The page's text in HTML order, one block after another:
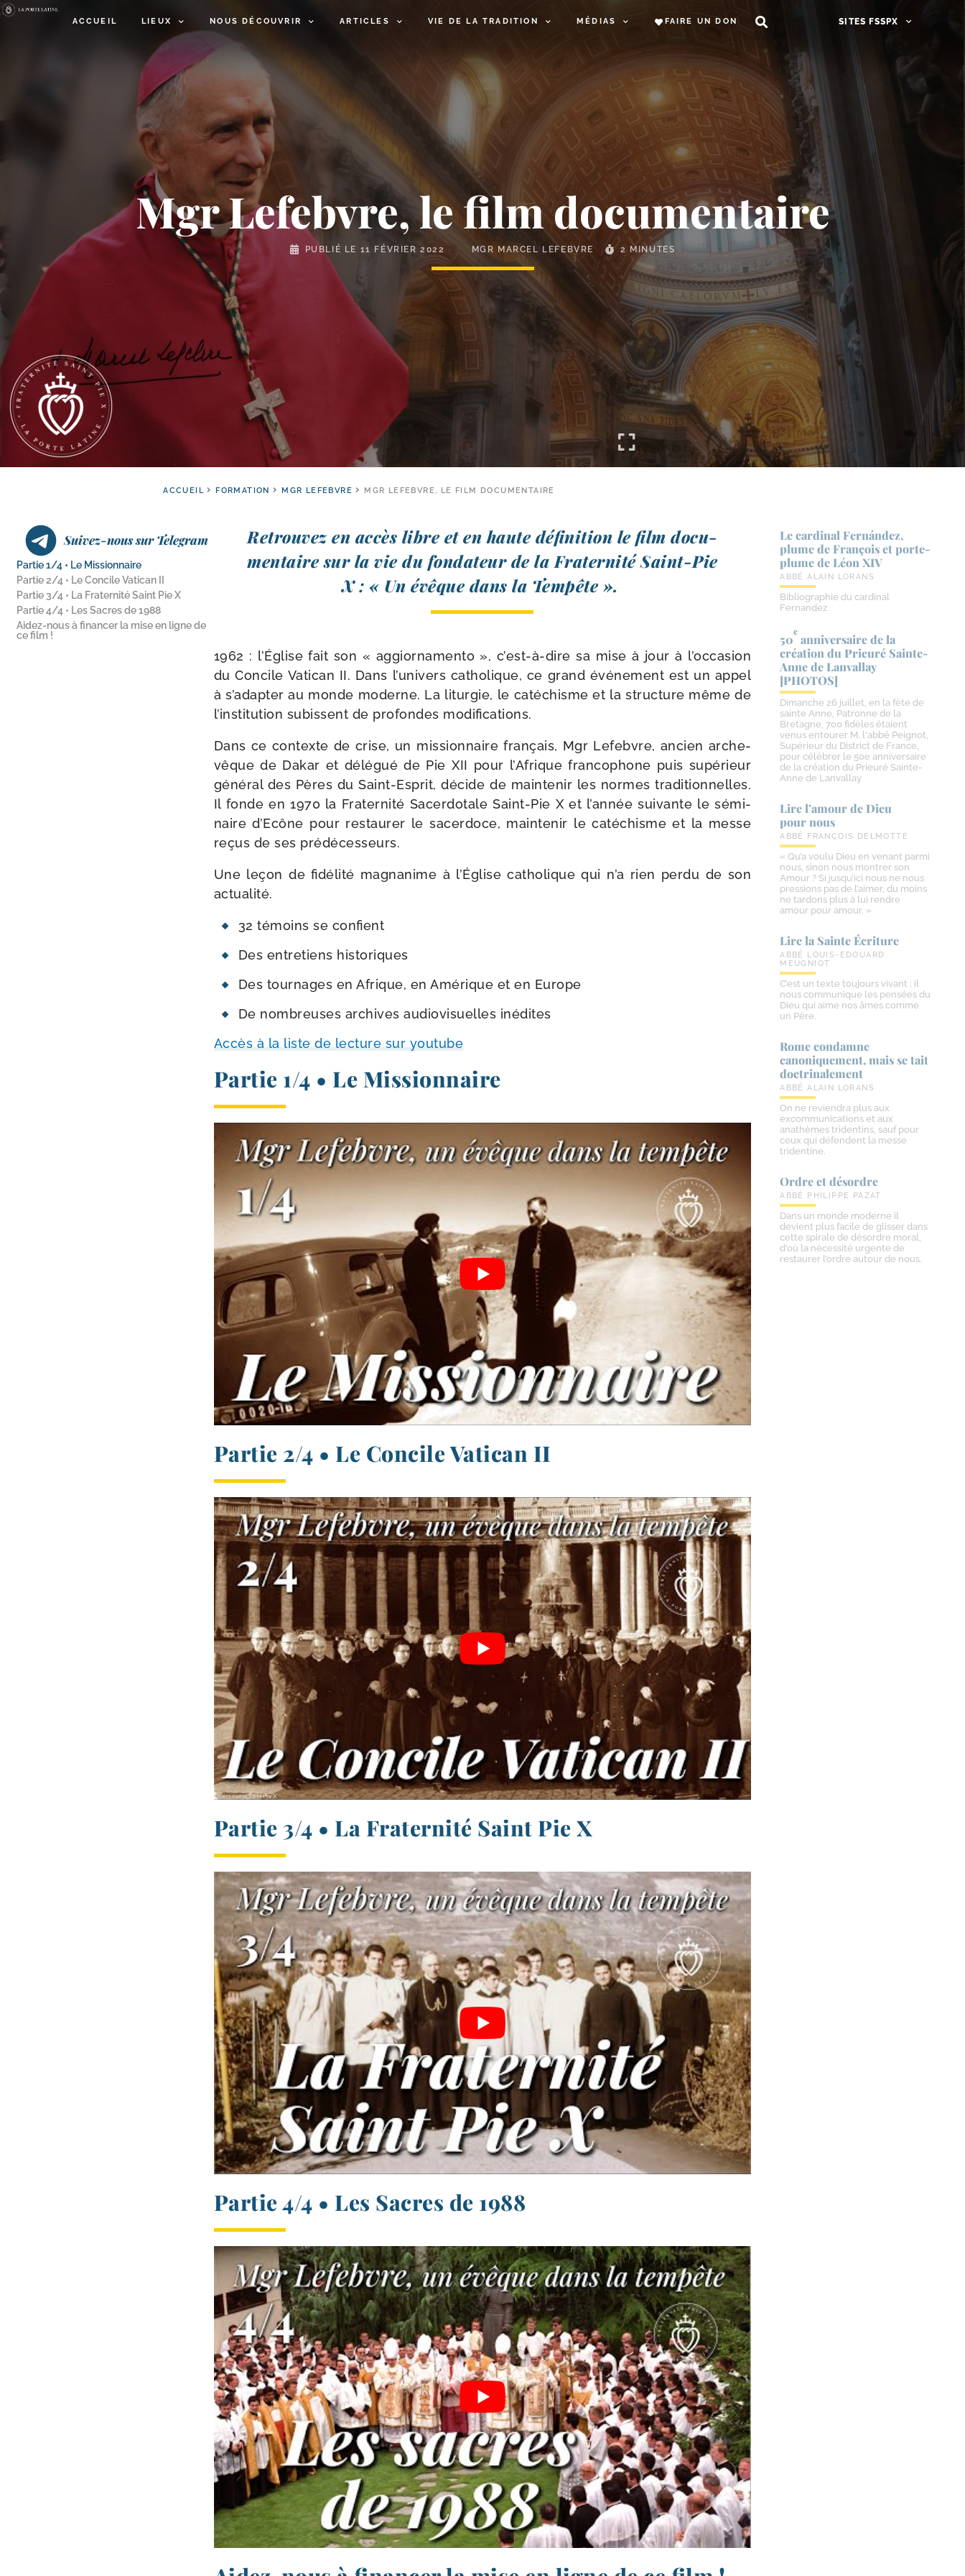
ACCUEIL LIEUX NOUS DÉCOUVRIR ARTICLES VIE DE LA TRADITION MÉDIAS FAIRE UN DON SITES FSSPX
Mgr Lefebvre, le film documentaire
PUBLIÉ LE 11 FÉVRIER 2022 MGR MARCEL LEFEBVRE 2 MINUTES
ACCUEIL FORMATION MGR LEFEBVRE MGR LEFEBVRE, LE FILM DOCUMENTAIRE
Suivez-nous sur Telegram
Partie 1/​4 • Le Missionnaire
Partie 2/​4 • Le Concile Vatican II
Partie 3/​4 • La Fraternité Saint Pie X
Partie 4/​4 • Les Sacres de 1988
Aidez-​nous à financer la mise en ligne de
ce film !
Retrouvez en accès libre et en haute défi­ni­tion le film docu­
men­taire sur la vie du fon­da­teur de la Fraternité Saint-​Pie
X : « Un évêque dans la Tempête ».
1962 : l’Église fait son « aggior­na­men­to », c’est-​à-​dire sa mise à jour à l’oc­ca­sion
du Concile Vatican II. Dans l’u­ni­vers catho­lique, ce grand évé­ne­ment est un appel
à s’a­dap­ter au monde moderne. La litur­gie, le caté­chisme et la struc­ture même de
l’ins­ti­tu­tion subissent de pro­fondes modifications.
Dans ce contexte de crise, un mis­sion­naire fran­çais, Mgr Lefebvre, ancien arche­
vêque de Dakar et délé­gué de Pie XII pour l’Afrique fran­co­phone puis supé­rieur
géné­ral des Pères du Saint-​Esprit, décide de main­te­nir les normes tra­di­tion­nelles.
Il fonde en 1970 la Fraternité Sacerdotale Saint-​Pie X et l’an­née sui­vante le sémi­
naire d’Ecône pour res­tau­rer le sacer­doce, main­te­nir le caté­chisme et la messe
reçus de ses prédécesseurs.
Une leçon de fidé­li­té magna­nime à l’Église catho­lique qui n’a rien per­du de son
actualité.
32 témoins se confient
Des entre­tiens historiques
Des tour­nages en Afrique, en Amérique et en Europe
De nom­breuses archives audio­vi­suelles inédites
Accès à la liste de lec­ture sur youtube
Partie 1/​4 • Le Missionnaire
Partie 2/​4 • Le Concile Vatican II
Partie 3/​4 • La Fraternité Saint Pie X
Partie 4/​4 • Les Sacres de 1988
Le cardinal Fernández,
plume de François et porte-​
plume de Léon XIV
ABBÉ ALAIN LORANS
Bibliographie du cardinal
Fernandez
50
e
anniversaire de la
création du Prieuré Sainte-​
Anne de Lanvallay
[PHOTOS]
Dimanche 26 juillet, en la fête de
sainte Anne, Patronne de la
Bretagne, 700 fidèles étaient
venus entourer M. l'abbé Peignot,
Supérieur du District de France,
pour célébrer le 50e anniversaire
de la création du Prieuré Sainte-
Anne de Lanvallay
Lire l’amour de Dieu
pour nous
ABBÉ FRANÇOIS DELMOTTE
« Qu’a voulu Dieu en venant parmi
nous, sinon nous montrer son
Amour ? Si jusqu’ici nous ne nous
pressions pas de l’aimer, du moins
ne tardons plus à lui rendre
amour pour amour. »
Lire la Sainte Écriture
ABBÉ LOUIS-EDOUARD
MEUGNIOT
C’est un texte toujours vivant ; il
nous communique les pensées du
Dieu qui aime nos âmes comme
un Père.
Rome condamne
canoniquement, mais se tait
doctrinalement
ABBÉ ALAIN LORANS
On ne reviendra plus aux
excommunications et aux
anathèmes tridentins, sauf pour
ceux qui défendent la messe
tridentine.
Ordre et désordre
ABBÉ PHILIPPE PAZAT
Dans un monde moderne il
devient plus facile de glisser dans
cette spirale de désordre moral,
d’où la nécessité urgente de
restaurer l’ordre autour de nous.